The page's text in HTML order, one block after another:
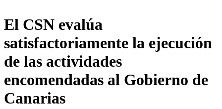
El CSN evalúa
satisfactoriamente la ejecución
de las actividades
encomendadas al Gobierno de
Canarias